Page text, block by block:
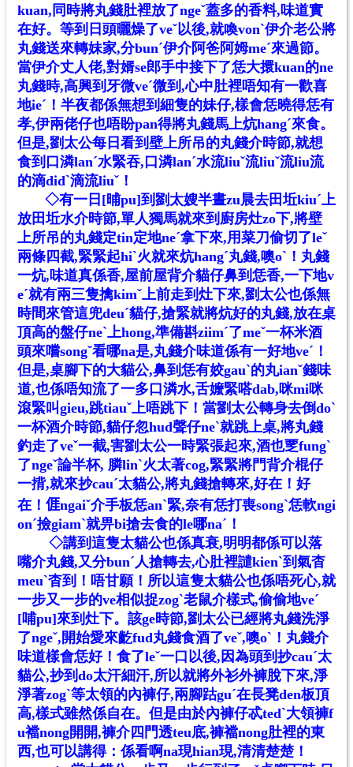
kuan,同時將丸錢肚裡放了ngeˇ蓋多的香料,味道實
在好。等到日頭曬燥了veˇ以後,就喚vonˋ伊介老公將
丸錢送來轉妹家,分bunˊ伊介阿爸阿姆meˊ來過節。
當伊介丈人佬,對婿se郎手中接下了恁大擐kuan的ne
丸錢時,高興到牙微veˊ微到,心中肚裡唔知有一歡喜
地ieˊ！半夜都係無想到細隻的妹仔,樣會恁曉得恁有
孝,伊兩佬仔也唔盼pan得將丸錢馬上炕hangˊ來食。
但是,劉太公每日看到壁上所吊的丸錢介時節,就想
食到口潾lanˊ水緊吞,口潾lanˊ水流liuˇ流liuˇ流liu流
的滴didˋ滴流liuˇ！
◇有一日[晡pu]到劉太嫂半晝zu晨去田坵kiuˊ上
放田坵水介時節,單人獨馬就來到廚房灶zo下,將壁
上所吊的丸錢定tin定地neˊ拿下來,用菜刀偷切了leˇ
兩條四截,緊緊起hiˋ火就來炕hangˊ丸錢,噢oˋ！丸錢
一炕,味道真係香,屋前屋背介貓仔鼻到恁香,一下地v
eˊ就有兩三隻擒kimˇ上前走到灶下來,劉太公也係無
時間來管這兜deuˊ貓仔,搶緊就將炕好的丸錢,放在桌
頂高的盤仔neˋ上hong,準備斟ziimˊ了meˇ一杯米酒
頭來嚐songˇ看哪na是,丸錢介味道係有一好地veˊ！
但是,桌腳下的大貓公,鼻到恁有姣gauˋ的丸ianˇ錢味
道,也係唔知流了一多口潾水,舌嬤緊嗒dab,咪mi咪
滾緊叫gieu,跳tiauˇ上唔跳下！當劉太公轉身去倒doˋ
一杯酒介時節,貓仔忽hud聲仔neˋ就跳上桌,將丸錢
釣走了veˇ一截,害劉太公一時緊張起來,酒也覂fungˋ
了ngeˇ論半杯, 膦linˋ火太著cog,緊緊將門背介棍仔
一揹,就來抄cauˊ太貓公,將丸錢搶轉來,好在！好
在！ 𠊎ngaiˇ介手板恁anˋ緊,奈有恁打喪songˋ恁軟ngi
onˊ撿giamˋ就畀bi搶去食的le哪naˊ！
◇講到這隻太貓公也係真衰,明明都係可以落
嘴介丸錢,又分bunˊ人搶轉去,心肚裡譴kienˋ到氣杳
meuˋ杳到！唔甘願！所以這隻太貓公也係唔死心,就
一步又一步的ve相似捉zogˋ老鼠介樣式,偷偷地veˊ
[哺pu]來到灶下。該ge時節,劉太公已經將丸錢洗淨
了ngeˇ,開始愛來齕fud丸錢食酒了veˇ,噢oˋ！丸錢介
味道樣會恁好！食了leˇ一口以後,因為頭到抄cauˊ太
貓公,抄到do太汗細汗,所以就將外衫外褲脫下來,淨
淨著zogˋ等太領的內褲仔,兩腳跍guˊ在長凳den板頂
高,樣式雖然係自在。但是由於內褲仔忒tedˋ大領褲f
u襠nong開開,褲介四門透teu底,褲襠nong肚裡的東
西,也可以講得：係看啊na現hian現,清清楚楚！